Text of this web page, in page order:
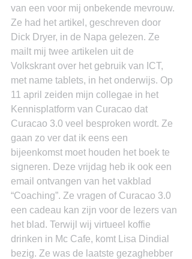
van een voor mij onbekende mevrouw.
Ze had het artikel, geschreven door
Dick Dryer, in de Napa gelezen. Ze
mailt mij twee artikelen uit de
Volkskrant over het gebruik van ICT,
met name tablets, in het onderwijs. Op
11 april zeiden mijn collegae in het
Kennisplatform van Curacao dat
Curacao 3.0 veel besproken wordt. Ze
gaan zo ver dat ik eens een
bijeenkomst moet houden het boek te
signeren. Deze vrijdag heb ik ook een
email ontvangen van het vakblad
“Coaching”. Ze vragen of Curacao 3.0
een cadeau kan zijn voor de lezers van
het blad. Terwijl wij virtueel koffie
drinken in Mc Cafe, komt Lisa Dindial
bezig. Ze was de laatste gezaghebber